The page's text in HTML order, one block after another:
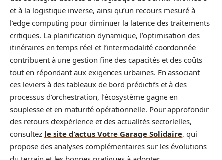
et à la logistique inverse, ainsi qu’un recours mesuré à
l’edge computing pour diminuer la latence des traitements
critiques. La planification dynamique, l’optimisation des
itinéraires en temps réel et l’intermodalité coordonnée
contribuent à une gestion fine des capacités et des coûts
tout en répondant aux exigences urbaines. En associant
ces leviers à des tableaux de bord prédictifs et à des
processus d’orchestration, l’écosystème gagne en
souplesse et en maturité opérationnelle. Pour approfondir
des retours d’expérience et des actualités sectorielles,
consultez le site d’actus Votre Garage Solidaire, qui
propose des analyses complémentaires sur les évolutions